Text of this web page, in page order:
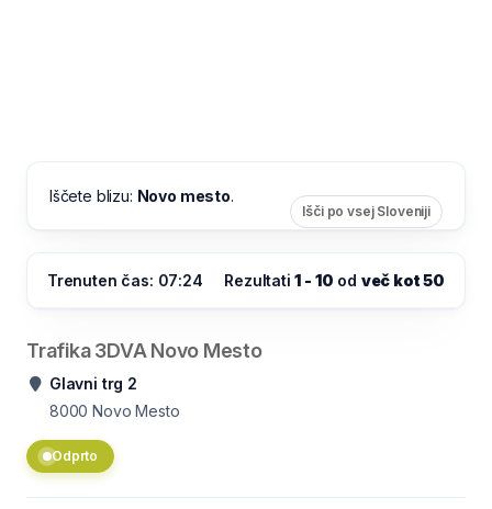
Iščete blizu: Novo mesto.
Išči po vsej Sloveniji
Trenuten čas: 07:24 Rezultati1 - 10 od več kot 50
Trafika 3DVA Novo Mesto
Glavni trg 2
8000 Novo Mesto
Odprto